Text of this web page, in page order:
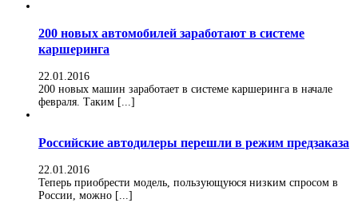
200 новых автомобилей заработают в системе
каршеринга
22.01.2016
200 новых машин заработает в системе каршеринга в начале
февраля. Таким [...]
Российские автодилеры перешли в режим предзаказа
22.01.2016
Теперь приобрести модель, пользующуюся низким спросом в
России, можно [...]